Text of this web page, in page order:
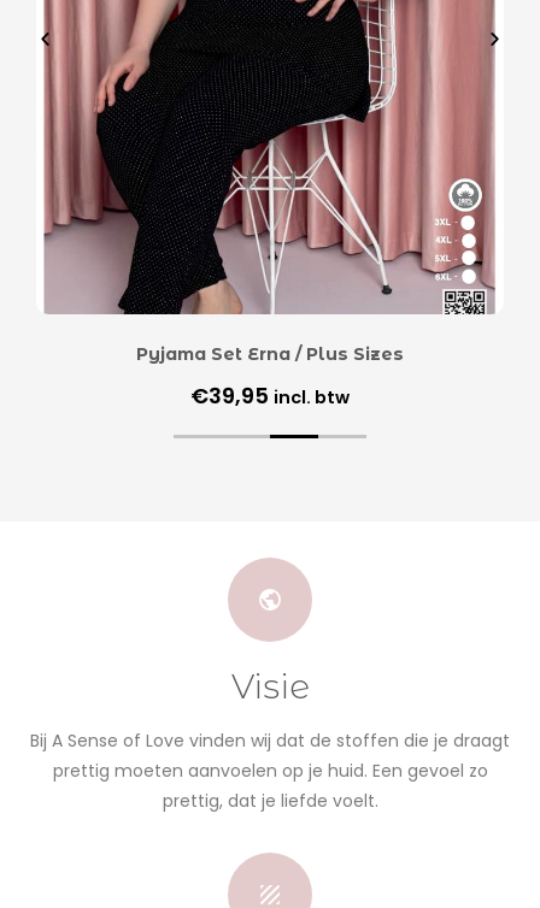
Pyjama Set Erna / Plus Sizes
€39,95 incl. btw
Visie
Bij A Sense of Love vinden wij dat de stoffen die je draagt
prettig moeten aanvoelen op je huid. Een gevoel zo
prettig, dat je liefde voelt.